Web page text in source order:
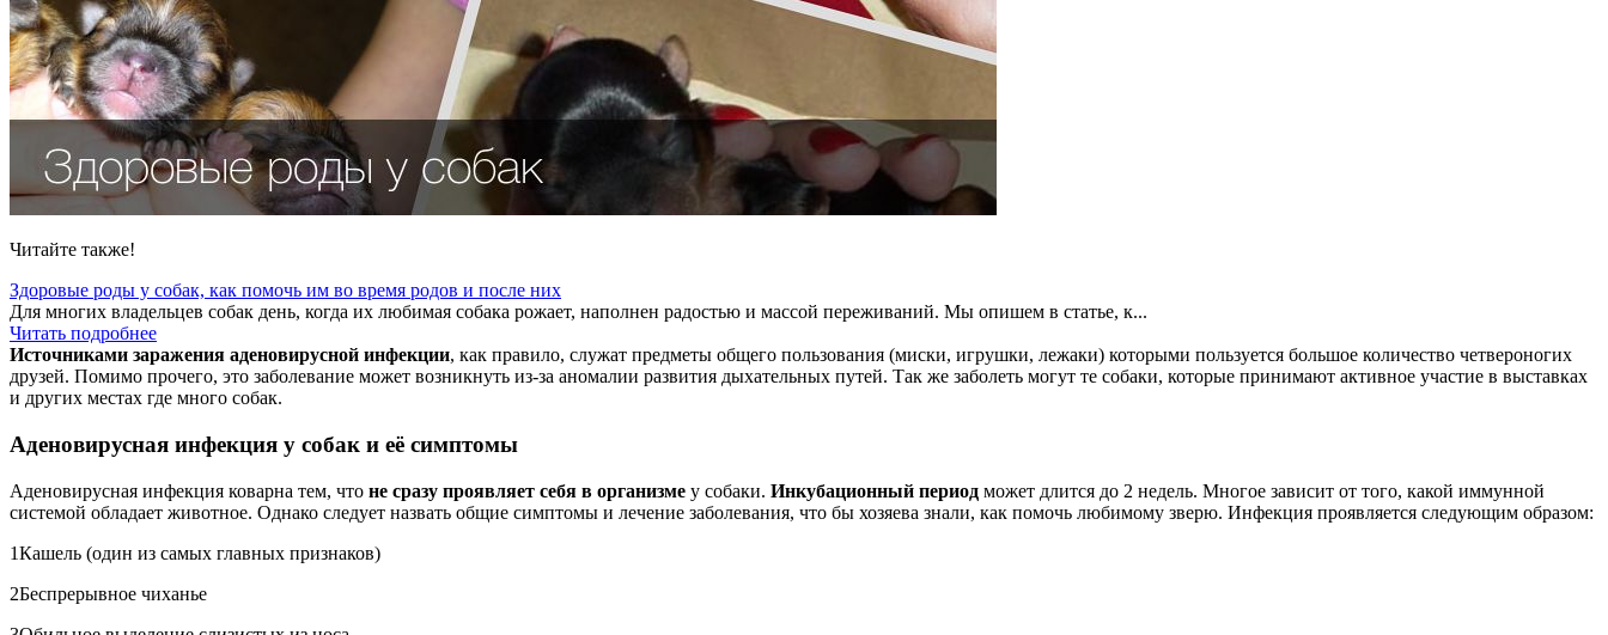
Читайте также!
Здоровые роды у собак, как помочь им во время родов и после них
Для многих владельцев собак день, когда их любимая собака рожает, наполнен радостью и массой переживаний. Мы опишем в статье, к...
Читать подробнее
Источниками заражения аденовирусной инфекции, как правило, служат предметы общего пользования (миски, игрушки, лежаки) которыми пользуется большое количество четвероногих
друзей. Помимо прочего, это заболевание может возникнуть из-за аномалии развития дыхательных путей. Так же заболеть могут те собаки, которые принимают активное участие в выставках
и других местах где много собак.
Аденовирусная инфекция у собак и её симптомы
Аденовирусная инфекция коварна тем, что не сразу проявляет себя в организме у собаки. Инкубационный период может длится до 2 недель. Многое зависит от того, какой иммунной
системой обладает животное. Однако следует назвать общие симптомы и лечение заболевания, что бы хозяева знали, как помочь любимому зверю. Инфекция проявляется следующим образом:
1Кашель (один из самых главных признаков)
2Беспрерывное чиханье